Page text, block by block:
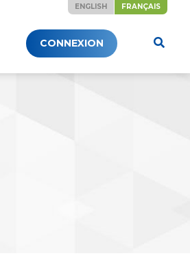
ENGLISH FRANÇAIS
CONNEXION